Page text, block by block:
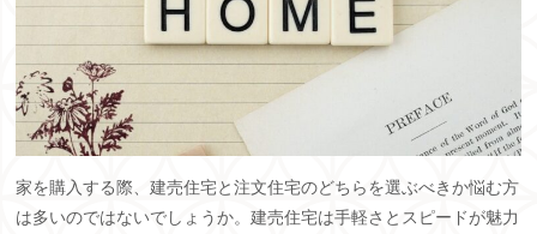
家を購入する際、建売住宅と注文住宅のどちらを選ぶべきか悩む方
は多いのではないでしょうか。建売住宅は手軽さとスピードが魅力